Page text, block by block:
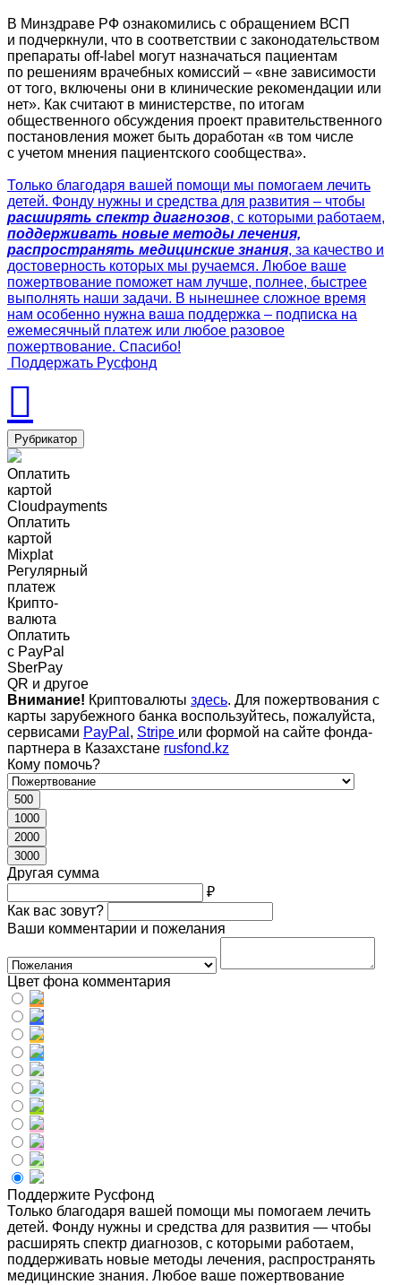
В Минздраве РФ ознакомились с обращением ВСП
и подчеркнули, что в соответствии с законодательством
препараты off-label могут назначаться пациентам
по решениям врачебных комиссий – «вне зависимости
от того, включены они в клинические рекомендации или
нет». Как считают в министерстве, по итогам
общественного обсуждения проект правительственного
постановления может быть доработан «в том числе
с учетом мнения пациентского сообщества».
Только благодаря вашей помощи мы помогаем лечить
детей. Фонду нужны и средства для развития – чтобы
расширять спектр диагнозов, с которыми работаем,
поддерживать новые методы лечения,
распространять медицинские знания, за качество и
достоверность которых мы ручаемся. Любое ваше
пожертвование поможет нам лучше, полнее, быстрее
выполнять наши задачи. В нынешнее сложное время
нам особенно нужна ваша поддержка – подписка на
ежемесячный платеж или любое разовое
пожертвование. Спасибо!
Поддержать Русфонд
Рубрикатор
Оплатить
картой
Cloudpayments
Оплатить
картой
Mixplat
Регулярный
платеж
Крипто-
валюта
Оплатить
c PayPal
SberPay
QR и другое
Внимание! Криптовалюты здесь. Для пожертвования с
карты зарубежного банка воспользуйтесь, пожалуйста,
сервисами PayPal , Stripe или формой на сайте фонда-
партнера в Казахстане rusfond.kz
Кому помочь?
500
1000
2000
3000
Другая сумма
₽
Как вас зовут?
Ваши комментарии и пожелания
Цвет фона комментария
Поддержите Русфонд
Только благодаря вашей помощи мы помогаем лечить
детей. Фонду нужны и средства для развития — чтобы
расширять спектр диагнозов, с которыми работаем,
поддерживать новые методы лечения, распространять
медицинские знания. Любое ваше пожертвование